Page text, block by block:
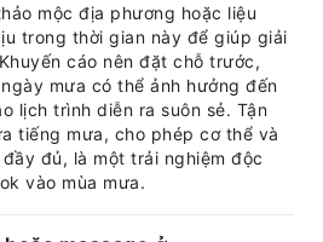
mộc địa phương hoặc liệu
trong thời gian này để giúp giải
cáo nên đặt chỗ trước,
mưa có thể ảnh hưởng đến
lịch trình diễn ra suôn sẻ. Tận
tiếng mưa, cho phép cơ thể và
đủ, là một trải nghiệm độc
vào mùa mưa.